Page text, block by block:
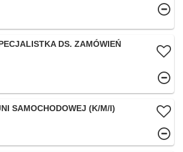
DS. ZAMÓWIEŃ
SAMOCHODOWEJ (K/M/I)